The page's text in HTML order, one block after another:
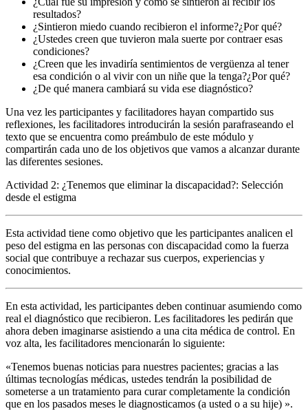
resultados?
¿Sintieron miedo cuando recibieron el informe?¿Por qué?
¿Ustedes creen que tuvieron mala suerte por contraer esas
condiciones?
¿Creen que les invadiría sentimientos de vergüenza al tener
esa condición o al vivir con un niñe que la tenga?¿Por qué?
¿De qué manera cambiará su vida ese diagnóstico?
Una vez les participantes y facilitadores hayan compartido sus
reflexiones, les facilitadores introducirán la sesión parafraseando el
texto que se encuentra como preámbulo de este módulo y
compartirán cada uno de los objetivos que vamos a alcanzar durante
las diferentes sesiones.
Actividad 2: ¿Tenemos que eliminar la discapacidad?: Selección
desde el estigma
Esta actividad tiene como objetivo que les participantes analicen el
peso del estigma en las personas con discapacidad como la fuerza
social que contribuye a rechazar sus cuerpos, experiencias y
conocimientos.
En esta actividad, les participantes deben continuar asumiendo como
real el diagnóstico que recibieron. Les facilitadores les pedirán que
ahora deben imaginarse asistiendo a una cita médica de control. En
voz alta, les facilitadores mencionarán lo siguiente:
«Tenemos buenas noticias para nuestres pacientes; gracias a las
últimas tecnologías médicas, ustedes tendrán la posibilidad de
someterse a un tratamiento para curar completamente la condición
que en los pasados meses le diagnosticamos (a usted o a su hije) ».